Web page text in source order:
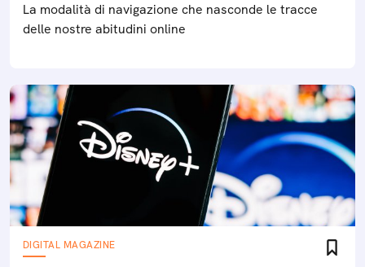
La modalità di navigazione che nasconde le tracce
delle nostre abitudini online
DIGITAL MAGAZINE